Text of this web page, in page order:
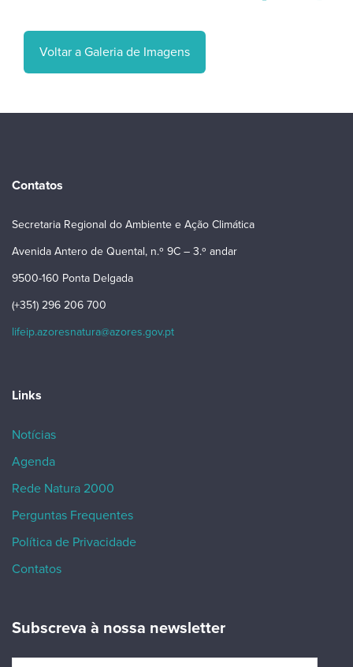
Voltar a Galeria de Imagens
Contatos
Secretaria Regional do Ambiente e Ação Climática
Avenida Antero de Quental, n.º 9C – 3.º andar
9500-160 Ponta Delgada
(+351) 296 206 700
lifeip.azoresnatura@azores.gov.pt
Links
Notícias
Agenda
Rede Natura 2000
Perguntas Frequentes
Política de Privacidade
Contatos
Subscreva à nossa newsletter